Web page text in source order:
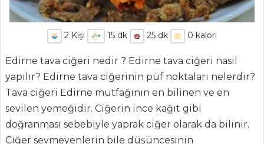
ANASAYFA
2 Kişi 15dk 25dk 0 kalori
Edirne tava ciğeri nedir ? Edirne tava ciğeri nasıl
yapılır? Edirne tava ciğerinin püf noktaları nelerdir?
Tava ciğeri Edirne mutfağının en bilinen ve en
sevilen yemeğidir. Ciğerin ince kağıt gibi
doğranması sebebiyle yaprak ciğer olarak da bilinir.
Ciğer sevmeyenlerin bile düşüncesinin